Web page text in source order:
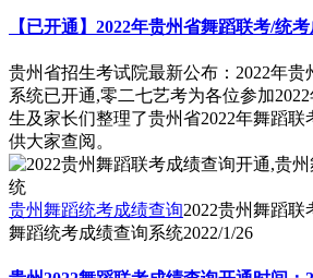
【已开通】2022年贵州省舞蹈联考/统
贵州省招生考试院最新公布：2022年
系统已开通,零二七艺考为各位参加
生及家长们整理了贵州省2022年舞蹈联
供大家查阅。
贵州舞蹈统考成绩查询2022贵州舞蹈联
舞蹈统考成绩查询系统2022/1/26